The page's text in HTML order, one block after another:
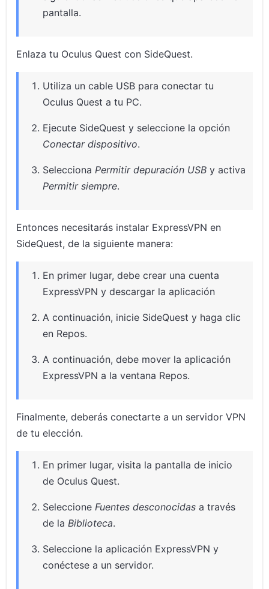
pantalla.
Enlaza tu Oculus Quest con SideQuest.
Utiliza un cable USB para conectar tu
Oculus Quest a tu PC.
Ejecute SideQuest y seleccione la opción
Conectar dispositivo.
Selecciona Permitir depuración USB y activa
Permitir siempre.
Entonces necesitarás instalar ExpressVPN en
SideQuest, de la siguiente manera:
En primer lugar, debe crear una cuenta
ExpressVPN y descargar la aplicación
A continuación, inicie SideQuest y haga clic
en Repos.
A continuación, debe mover la aplicación
ExpressVPN a la ventana Repos.
Finalmente, deberás conectarte a un servidor VPN
de tu elección.
En primer lugar, visita la pantalla de inicio
de Oculus Quest.
Seleccione Fuentes desconocidas a través
de la Biblioteca.
Seleccione la aplicación ExpressVPN y
conéctese a un servidor.